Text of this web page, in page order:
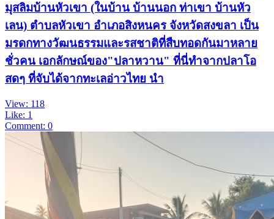
มุสลิมบ้านหัวเขา (ในบ้าน บ้านนอก ท่าเขา บ้านหัว
เลน) ตำบลหัวเขา อำเภอสิงหนคร จังหวัดสงขลา เป็น
มรดกทางวัฒนธรรมและรสชาติที่สืบทอดกันมาหลาย
ชั่วคน เอกลักษณ์ของ"ปลาหวาน" ที่นี่ทำจากปลาโอ
สดๆ ที่จับได้จากทะเลอ่าวไทย นำ
View: 118
Like: 1
Comment: 0